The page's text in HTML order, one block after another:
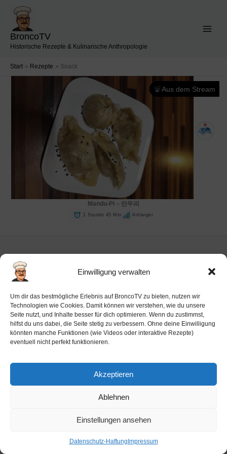
Einwilligung verwalten
Um dir das bestmögliche Erlebnis auf BroncoTV zu bieten, nutzen wir
Technologien wie Cookies. Damit können wir verstehen, wie du unsere
Seite nutzt, und Inhalte besser für dich optimieren. Wenn du zustimmst,
hilfst du uns dabei, die Seite stetig zu verbessern. Ohne deine Einwilligung
könnten manche Funktionen (wie Videos oder interaktive Rezepte)
eventuell nicht perfekt funktionieren.
Akzeptieren
Ablehnen
Einstellungen ansehen
Datenschutz-Haftung Impressum
Inhalt
springen
BroncoTV
Historische Rezepte & Kulinarische Anthropologie
Start Rezepte Snack
Aus dem Stream
Mandu-Pi – 만두피
1 Stunde 45 Min. Anfänger
Datenschutz-Haftung
Cookie-Richtlinie (EU)
Barrierefreiheit